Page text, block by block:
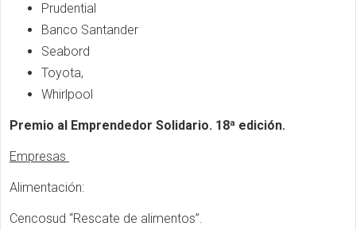
Prudential
Banco Santander
Seabord
Toyota,
Whirlpool
Premio al Emprendedor Solidario. 18ª edición.
Empresas
Alimentación:
Cencosud “Rescate de alimentos”.